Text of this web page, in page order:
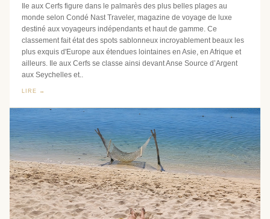
Ile aux Cerfs figure dans le palmarès des plus belles plages au
monde selon Condé Nast Traveler, magazine de voyage de luxe
destiné aux voyageurs indépendants et haut de gamme. Ce
classement fait état des spots sablonneux incroyablement beaux les
plus exquis d'Europe aux étendues lointaines en Asie, en Afrique et
ailleurs. Ile aux Cerfs se classe ainsi devant Anse Source d’Argent
aux Seychelles et..
LIRE →